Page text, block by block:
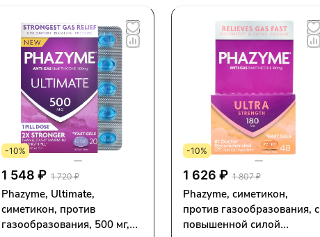
-10%
1 548 ₽ 1 720 ₽
Phazyme, Ultimate,
симетикон, против
газообразования, 500 мг,
-10%
1 626 ₽ 1 807 ₽
Phazyme, симетикон,
против газообразования, с
повышенной силой